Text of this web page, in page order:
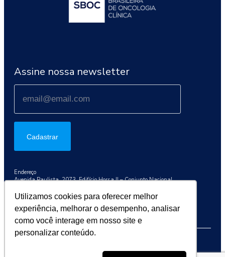
Utilizamos cookies para oferecer melhor
experiência, melhorar o desempenho, analisar
como você interage em nosso site e
personalizar conteúdo.
Assine nossa newsletter
Cadastrar
Endereço
Avenida Paulista, 2073, Edifício Horsa II – Conjunto Nacional
Telefone
+55 (11) 3192-9284